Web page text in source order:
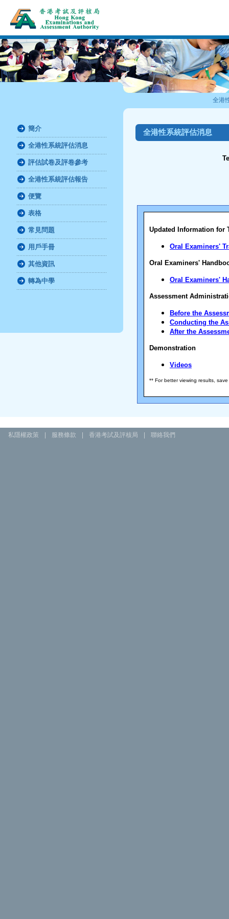
全港
簡介
全港性系統評估消息
評估試卷及評卷參考
全港性系統評估報告
便覽
表格
常見問題
用戶手冊
其他資訊
轉為中學
全港性系統評估消息
Updated Information for
Oral Examiners'
Oral Examiners'
Oral Examiners'
Assessment
Before the
Conducting the
After the
Demonstration
Videos
** For better viewing results,
私隱權政策 服務條款 香港考試及評核局 聯絡我們